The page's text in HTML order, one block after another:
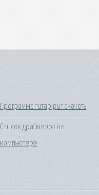
Программа гитар риг скачать
Список драйверов на
компьютере